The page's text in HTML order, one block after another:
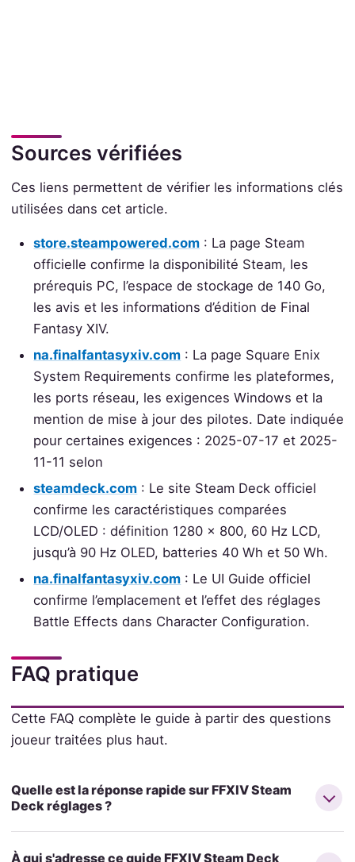
Sources vérifiées
Ces liens permettent de vérifier les informations clés
utilisées dans cet article.
store.steampowered.com : La page Steam
officielle confirme la disponibilité Steam, les
prérequis PC, l’espace de stockage de 140 Go,
les avis et les informations d’édition de Final
Fantasy XIV.
na.finalfantasyxiv.com : La page Square Enix
System Requirements confirme les plateformes,
les ports réseau, les exigences Windows et la
mention de mise à jour des pilotes. Date indiquée
pour certaines exigences : 2025-07-17 et 2025-
11-11 selon
steamdeck.com : Le site Steam Deck officiel
confirme les caractéristiques comparées
LCD/OLED : définition 1280 x 800, 60 Hz LCD,
jusqu’à 90 Hz OLED, batteries 40 Wh et 50 Wh.
na.finalfantasyxiv.com : Le UI Guide officiel
confirme l’emplacement et l’effet des réglages
Battle Effects dans Character Configuration.
FAQ pratique
Cette FAQ complète le guide à partir des questions
joueur traitées plus haut.
Quelle est la réponse rapide sur FFXIV Steam
Deck réglages ?
À qui s'adresse ce guide FFXIV Steam Deck